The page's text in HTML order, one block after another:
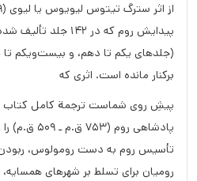
(جلدهای یکم تا دهم، و بیست‌ویکم تا
برکنار مانده‌ است. اثری که
پیشِ روی شماست ترجمة کامل
پادشاهی روم
تأسیس روم به دست رومولوس،
رومیان برای تسلط بر شهرهای